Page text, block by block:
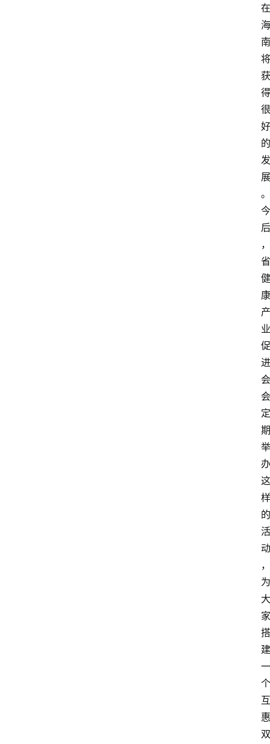
在
海
南
将
获
得
很
好
的
发
展
。
今
后
，
省
健
康
产
业
促
进
会
会
定
期
举
办
这
样
的
活
动
，
为
大
家
搭
建
一
个
互
惠
双